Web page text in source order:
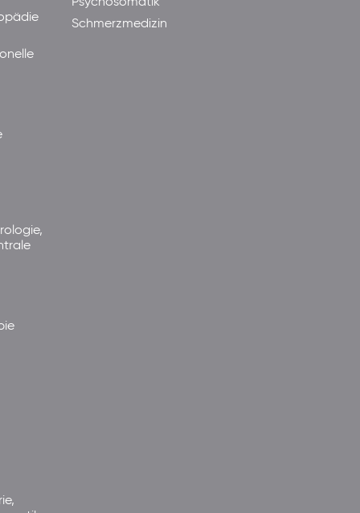
Schmerzmedizin